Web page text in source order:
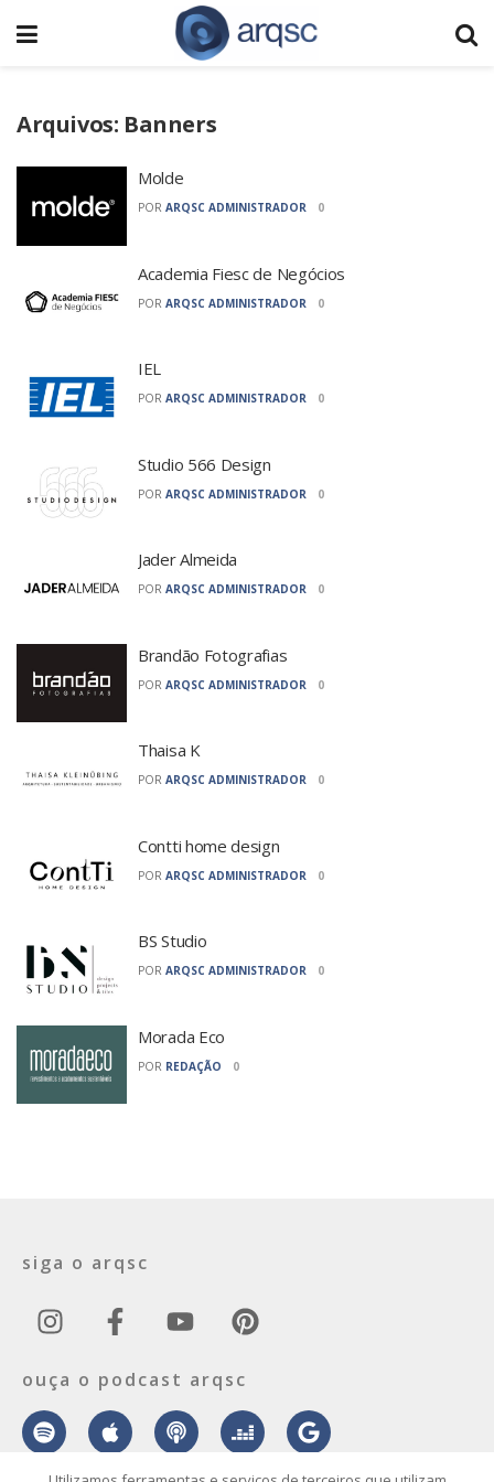
Arquivos: Banners
Molde
POR ARQSC ADMINISTRADOR 0
Academia Fiesc de Negócios
POR ARQSC ADMINISTRADOR 0
IEL
POR ARQSC ADMINISTRADOR 0
Studio 566 Design
POR ARQSC ADMINISTRADOR 0
Jader Almeida
POR ARQSC ADMINISTRADOR 0
Brandão Fotografias
POR ARQSC ADMINISTRADOR 0
Thaisa K
POR ARQSC ADMINISTRADOR 0
Contti home design
POR ARQSC ADMINISTRADOR 0
BS Studio
POR ARQSC ADMINISTRADOR 0
Morada Eco
POR REDAÇÃO 0
siga o arqsc
ouça o podcast arqsc